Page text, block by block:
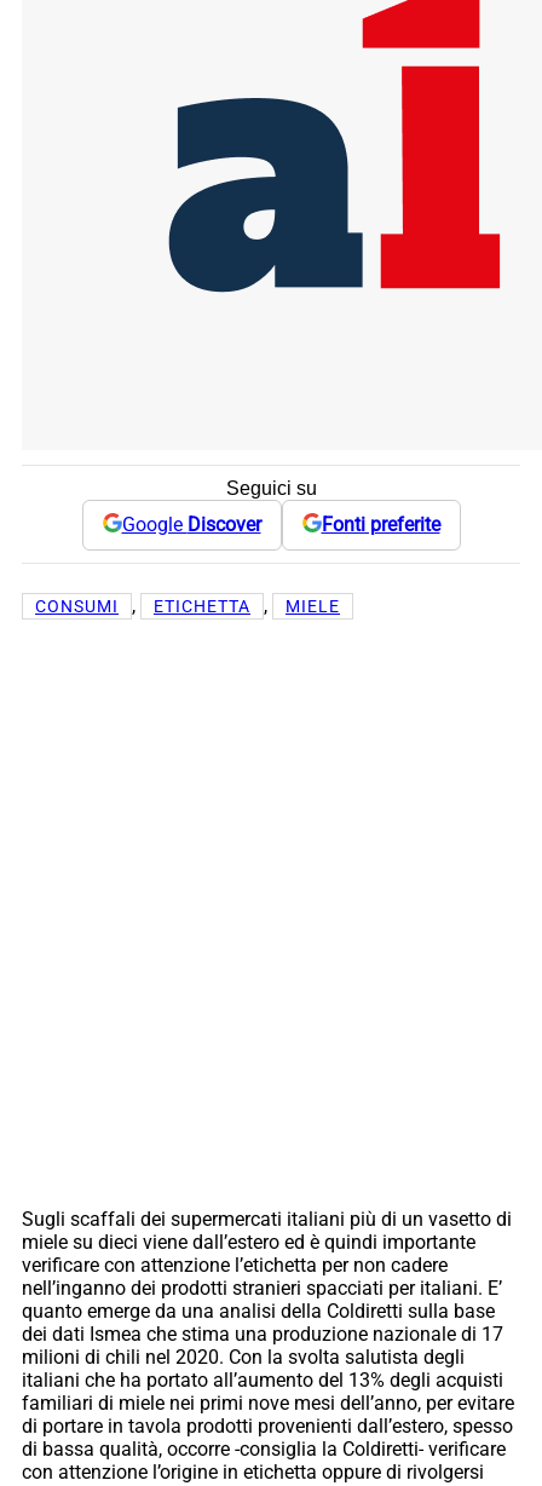
Seguici su
Google Discover Fonti preferite
CONSUMI , ETICHETTA , MIELE
Sugli scaffali dei supermercati italiani più di un vasetto di
miele su dieci viene dall’estero ed è quindi importante
verificare con attenzione l’etichetta per non cadere
nell’inganno dei prodotti stranieri spacciati per italiani. E’
quanto emerge da una analisi della Coldiretti sulla base
dei dati Ismea che stima una produzione nazionale di 17
milioni di chili nel 2020. Con la svolta salutista degli
italiani che ha portato all’aumento del 13% degli acquisti
familiari di miele nei primi nove mesi dell’anno, per evitare
di portare in tavola prodotti provenienti dall’estero, spesso
di bassa qualità, occorre -consiglia la Coldiretti- verificare
con attenzione l’origine in etichetta oppure di rivolgersi